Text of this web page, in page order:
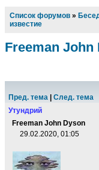
Список форумов »
известие
Freeman John
Пред. тема
След. тема
Утундрий
Freeman John Dyson
29.02.2020, 01:05